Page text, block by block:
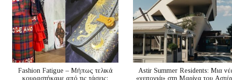
Fashion Fatigue – Μήπως τελικά
κουραστήκαμε από τις τάσεις;
Astir Summer Residents: Μια
«γειτονιά» στη Μαρίνα του